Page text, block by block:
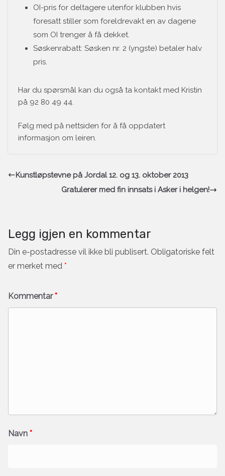
OI-pris for deltagere utenfor klubben hvis
foresatt stiller som foreldrevakt en av dagene
som OI trenger å få dekket.
Søskenrabatt: Søsken nr. 2 (yngste) betaler halv
pris.
Har du spørsmål kan du også ta kontakt med Kristin
på 92 80 49 44.
Følg med på nettsiden for å få oppdatert
informasjon om leiren.
Kunstløpstevne på Jordal 12. og 13. oktober 2013
Gratulerer med fin innsats i Asker i helgen!
Legg igjen en kommentar
Din e-postadresse vil ikke bli publisert. Obligatoriske felt
er merket med *
Kommentar*
Navn *